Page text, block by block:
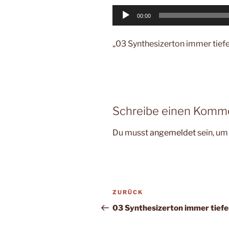
Audio-
00:00
„03 Synthesizerton immer
Schreibe einen
Du musstangemeldetsein,
Beitragsnavigation
Vorheriger
Beitrag
ZURÜCK
03 Synthesizerton immer